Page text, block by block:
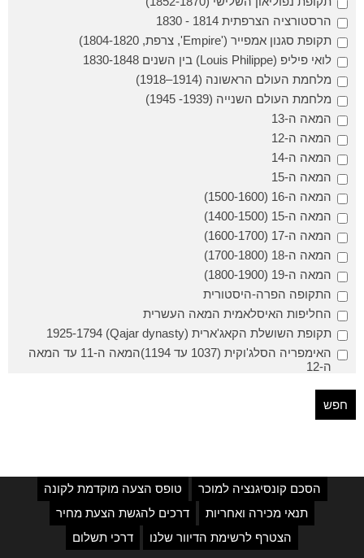
הרסטורציה הצרפתית 1814 - 1830
תקופת סגנון אמפייר ('Empire', צרפת, 1804-1820)
לואי פיליפ (Louis Philippe) בין השנים 1830-1848
מלחמת העולם הראשונה (1914–1918)
מלחמת העולם השנייה (1939- 1945)
המאה ה-13
המאה ה-12
המאה ה-14
המאה ה-15
המאה ה-16 (1500-1600)
המאה ה-15 (1400-1500)
המאה ה-17 (1600-1700)
המאה ה-18 (1700-1800)
המאה ה-19 (1800-1900)
התקופה הפרה-היסטורית
החליפות האיסלאמית המאה העשרית
תקופת השושלת הקאג'ארית (Qajar dynasty) 1925-1794
האימפריה הסלג'וקית (1037 עד 1194)המאה ה-11 עד המאה
ה-12
הסכם קונסיגנציה למוכר
טופס הצעה מוקדמת לקונה
תנאי מכירה ואחריות
דרכים להגשת הצעת מחיר
הצטרף לרשימת הדיוור שלנו
דרכי תשלום